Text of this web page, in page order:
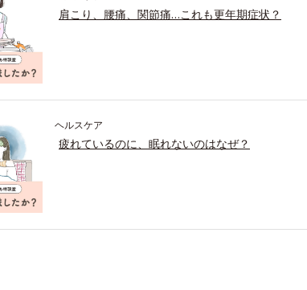
肩こり、腰痛、関節痛…これも更年期症状？
ヘルスケア
疲れているのに、眠れないのはなぜ？